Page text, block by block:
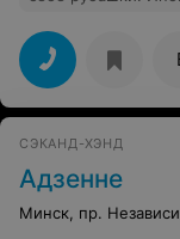
бежать и хватать,
закончилась,
пополнение
даже в дни
СЭКАНД-ХЭНД
Адзенне
Минск, пр.